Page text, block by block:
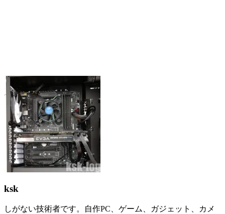
ksk
しがない技術者です。自作PC、ゲーム、ガジェット、カメ